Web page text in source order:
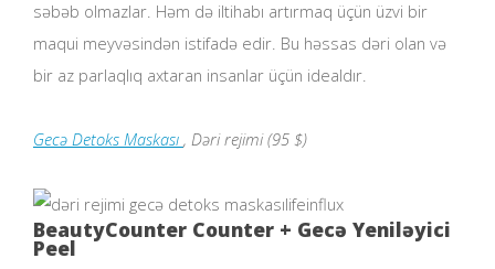
səbəb olmazlar. Həm də iltihabı artırmaq üçün üzvi bir
maqui meyvəsindən istifadə edir. Bu həssas dəri olan və
bir az parlaqlıq axtaran insanlar üçün idealdır.
Gecə Detoks Maskası , Dəri rejimi (95 $)
lifeinflux
BeautyCounter Counter + Gecə Yeniləyici
Peel